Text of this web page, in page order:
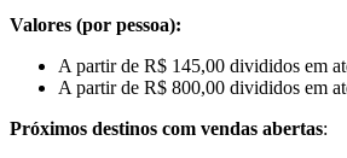
Valores (por pessoa):
A partir de R$ 145,00 divididos em
A partir de R$ 800,00 divididos em
Próximos destinos com vendas abertas: